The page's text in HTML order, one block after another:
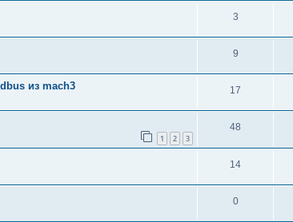
3
9
из mach3 17
1 2 3
48
14
0